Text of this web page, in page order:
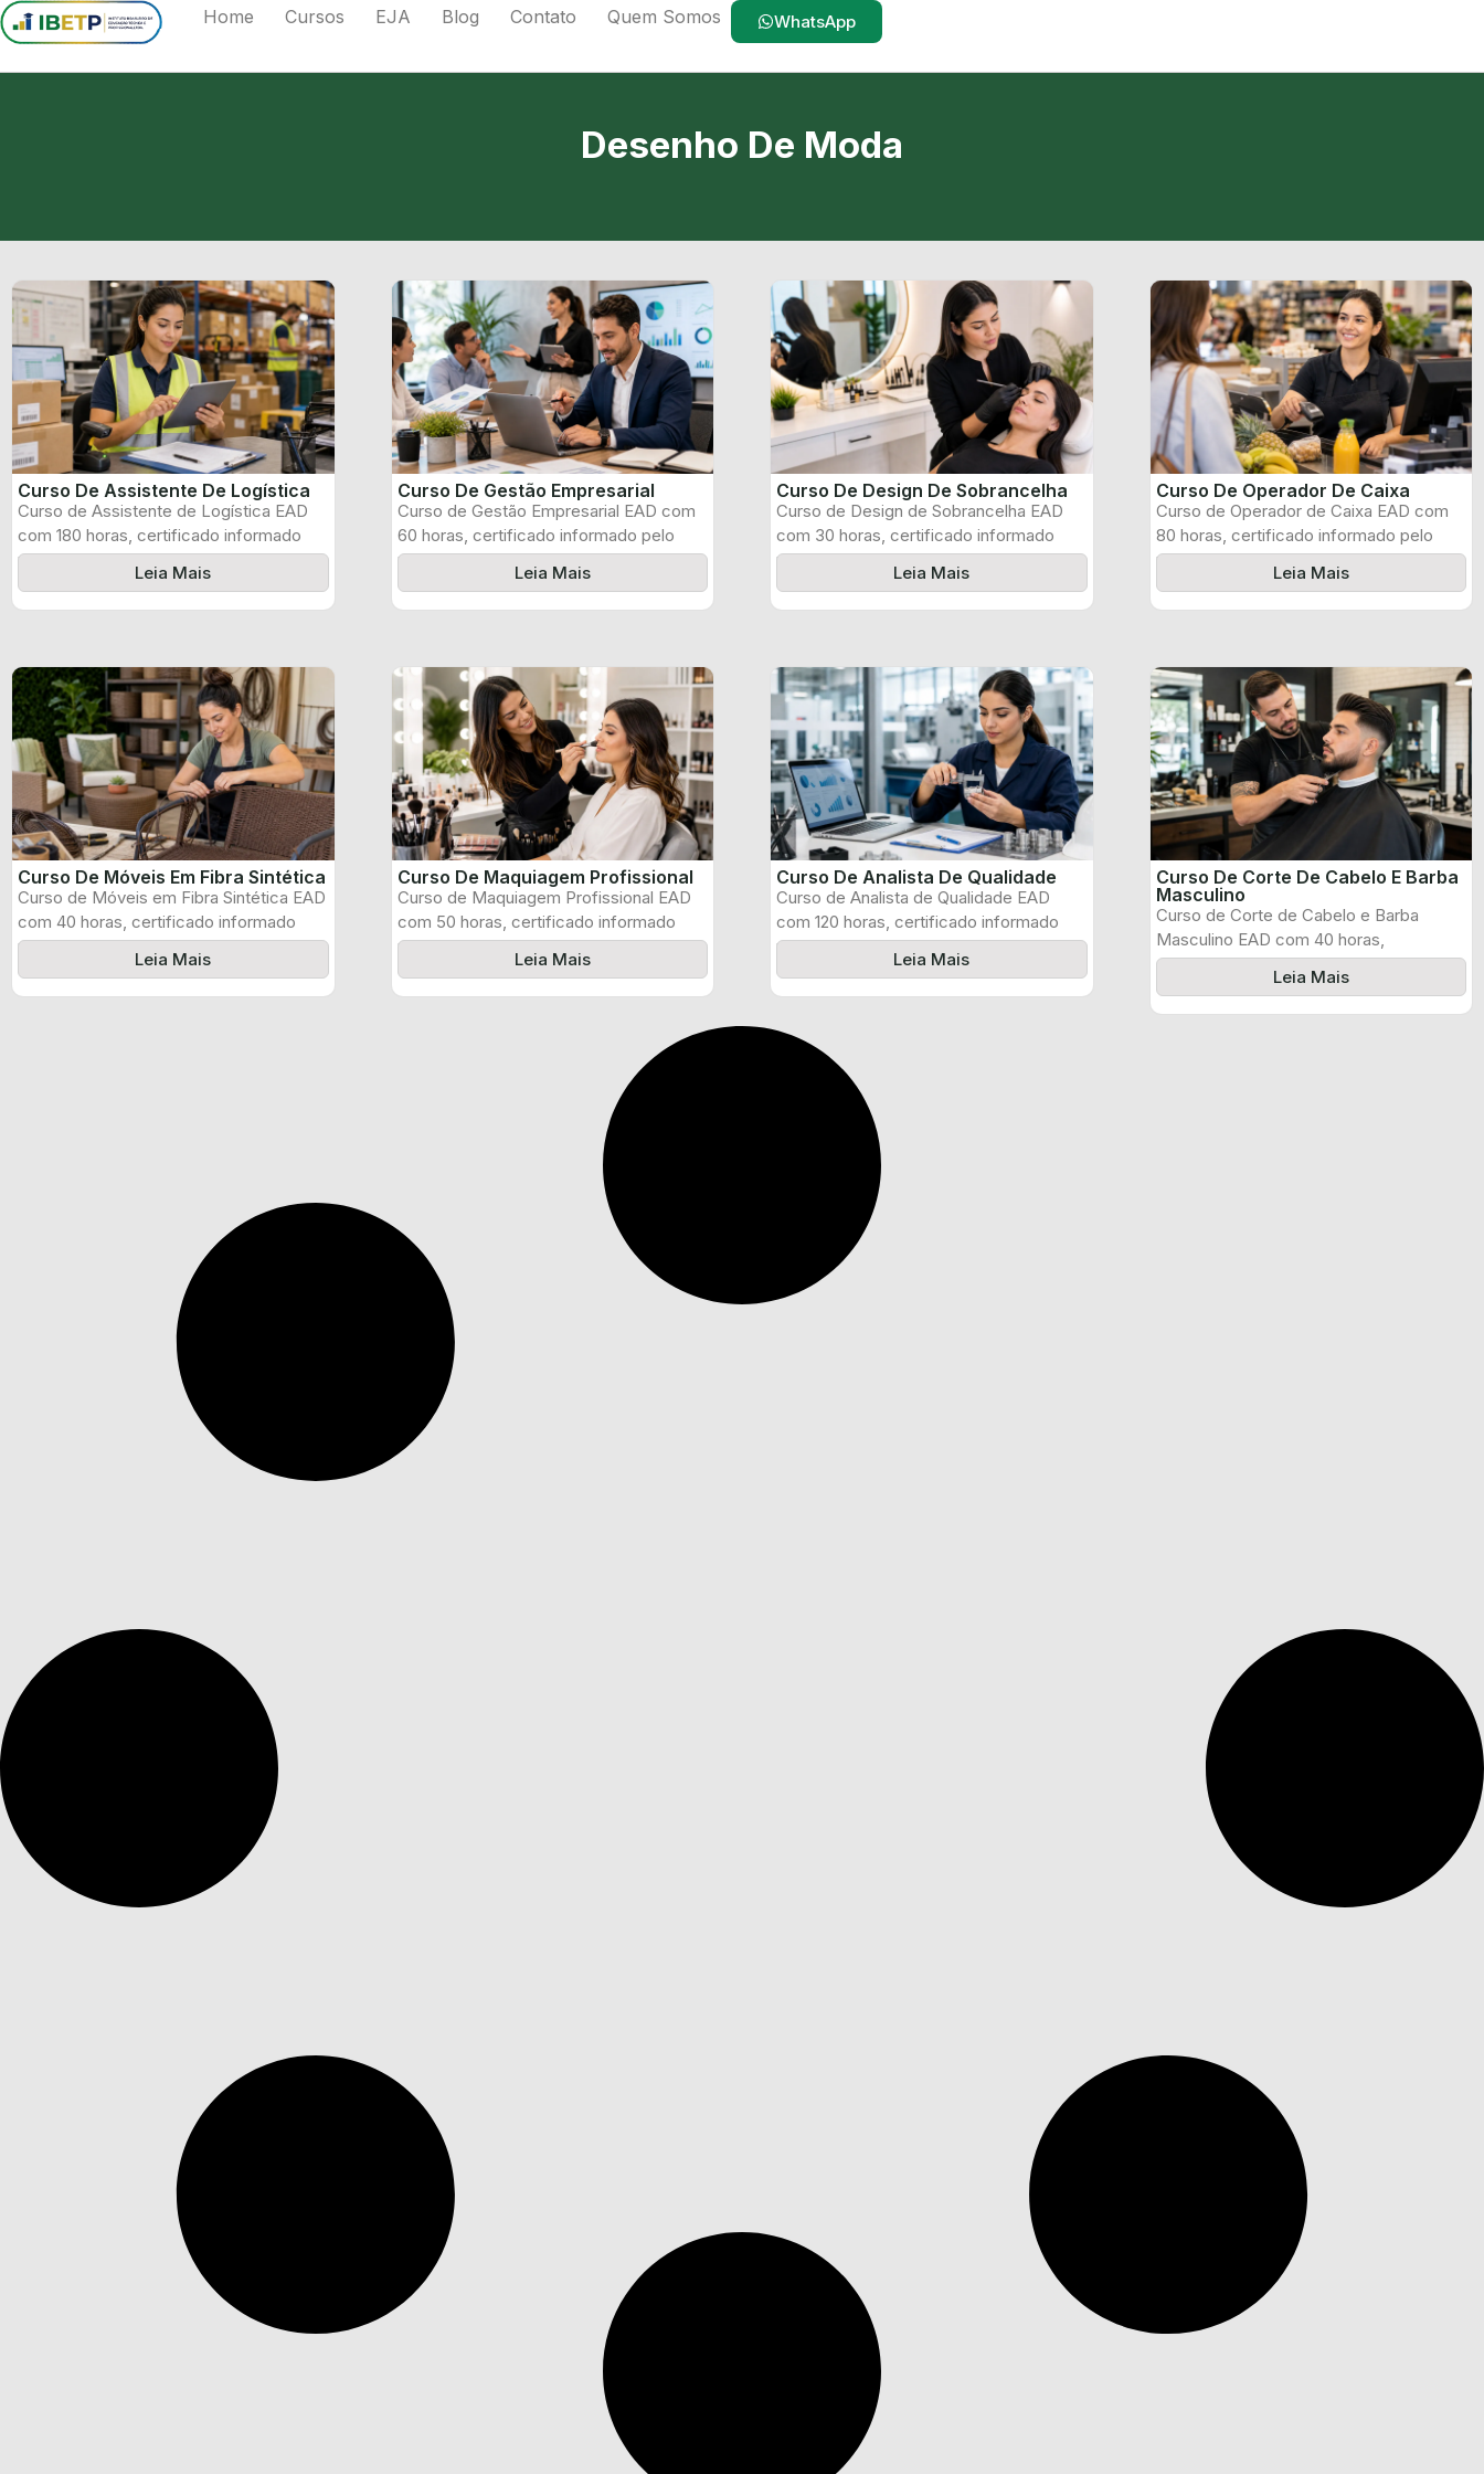
Home Cursos EJA Blog Contato Quem Somos WhatsApp
Desenho De Moda
Curso De Assistente De Logística
Curso de Assistente de Logística EAD
com 180 horas, certificado informado
pelo produtor ...
Leia Mais
Curso De Gestão Empresarial
Curso de Gestão Empresarial EAD com
60 horas, certificado informado pelo
produtor e ...
Leia Mais
Curso De Design De Sobrancelha
Curso de Design de Sobrancelha EAD
com 30 horas, certificado informado
pelo produtor ...
Leia Mais
Curso De Operador De Caixa
Curso de Operador de Caixa EAD com
80 horas, certificado informado pelo
produtor ...
Leia Mais
Curso De Móveis Em Fibra Sintética
Curso de Móveis em Fibra Sintética EAD
com 40 horas, certificado informado
pelo ...
Leia Mais
Curso De Maquiagem Profissional
Curso de Maquiagem Profissional EAD
com 50 horas, certificado informado
pelo produtor e ...
Leia Mais
Curso De Analista De Qualidade
Curso de Analista de Qualidade EAD
com 120 horas, certificado informado
pelo produtor ...
Leia Mais
Curso De Corte De Cabelo E Barba
Masculino
Curso de Corte de Cabelo e Barba
Masculino EAD com 40 horas,
certificado ...
Leia Mais